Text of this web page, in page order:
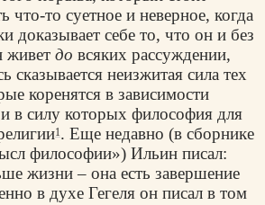
что-то суетное и неверное, когда
доказывает себе то, что он и без
живет до всяких рассуждении,
сказывается неизжитая сила тех
коренятся в зависимости
в силу которых философия для
1 . Еще недавно (в сборнике
философии») Ильин писал:
жизни – она есть завершение
в духе Гегеля он писал в том